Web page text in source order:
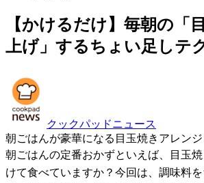
【かけるだけ】毎朝の「
上げ」するちょい足しテ
クックパッドニュース
朝ごはんが豪華になる目玉焼きアレン
朝ごはんの定番おかずといえば、目玉
けて食べていますか？今回は、調味料